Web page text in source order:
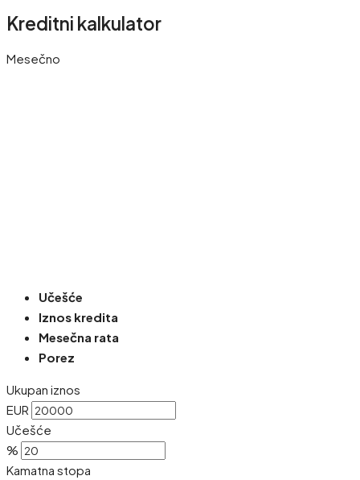
Kreditni kalkulator
Mesečno
Učešće
Iznos kredita
Mesečna rata
Porez
Ukupan iznos
EUR
Učešće
%
Kamatna stopa